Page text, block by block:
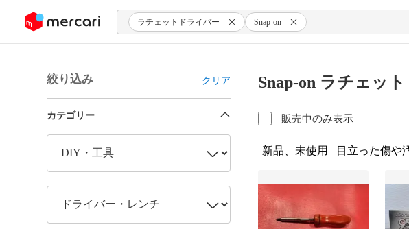
ツにスキップ ラチェットドライバー Snap-on
絞り込み クリア
カテゴリー
Snap-on ラチェッ
販売中のみ表示
新品、未使用 目立った傷や